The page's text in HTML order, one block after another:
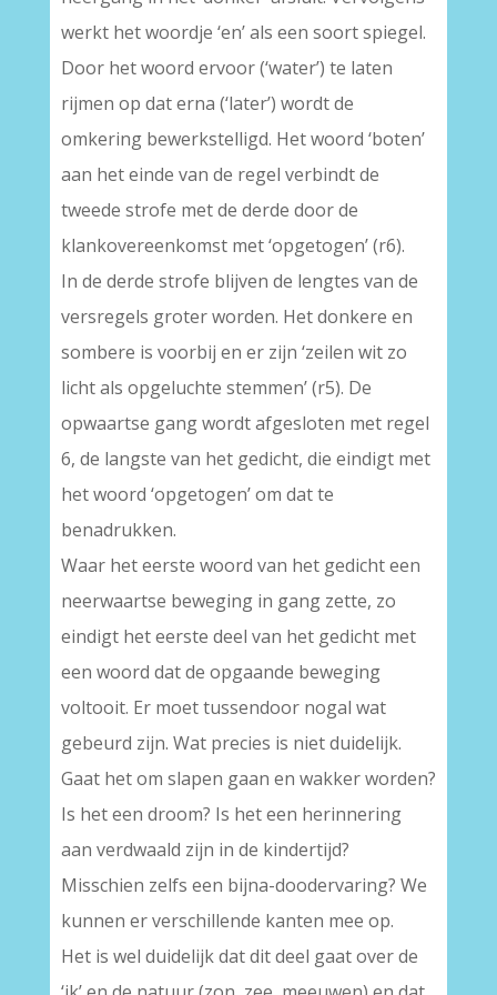
werkt het woordje ‘en’ als een soort spiegel.
Door het woord ervoor (‘water’) te laten
rijmen op dat erna (‘later’) wordt de
omkering bewerkstelligd. Het woord ‘boten’
aan het einde van de regel verbindt de
tweede strofe met de derde door de
klankovereenkomst met ‘opgetogen’ (r6).
In de derde strofe blijven de lengtes van de
versregels groter worden. Het donkere en
sombere is voorbij en er zijn ‘zeilen wit zo
licht als opgeluchte stemmen’ (r5). De
opwaartse gang wordt afgesloten met regel
6, de langste van het gedicht, die eindigt met
het woord ‘opgetogen’ om dat te
benadrukken.
Waar het eerste woord van het gedicht een
neerwaartse beweging in gang zette, zo
eindigt het eerste deel van het gedicht met
een woord dat de opgaande beweging
voltooit. Er moet tussendoor nogal wat
gebeurd zijn. Wat precies is niet duidelijk.
Gaat het om slapen gaan en wakker worden?
Is het een droom? Is het een herinnering
aan verdwaald zijn in de kindertijd?
Misschien zelfs een bijna-doodervaring? We
kunnen er verschillende kanten mee op.
Het is wel duidelijk dat dit deel gaat over de